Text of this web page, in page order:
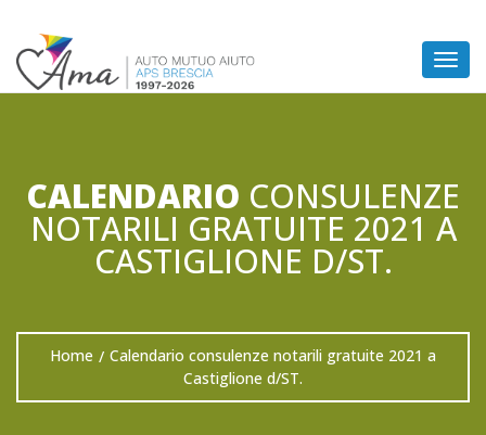
CALENDARIO CONSULENZE
NOTARILI GRATUITE 2021 A
CASTIGLIONE D/ST.
Home / Calendario consulenze notarili gratuite 2021 a
Castiglione d/ST.